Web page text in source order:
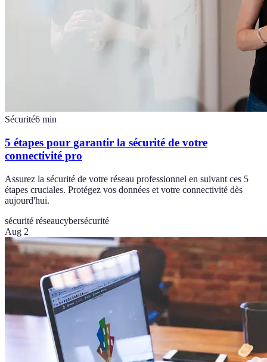
Sécurité6 min
5 étapes pour garantir la sécurité de votre
connectivité pro
Assurez la sécurité de votre réseau professionnel en suivant ces 5
étapes cruciales. Protégez vos données et votre connectivité dès
aujourd'hui.
sécurité réseaucybersécurité
Aug 2